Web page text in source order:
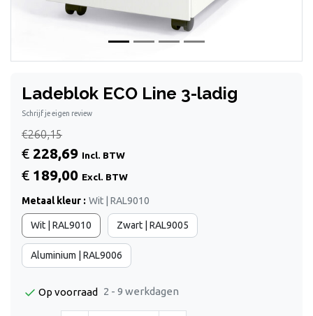
Ladeblok ECO Line 3-ladig
Schrijf je eigen review
€260,15
€ 228,69 Incl. BTW
€ 189,00 Excl. BTW
Metaal kleur : Wit | RAL9010
Wit | RAL9010 Zwart | RAL9005
Aluminium | RAL9006
Op voorraad 2 - 9 werkdagen